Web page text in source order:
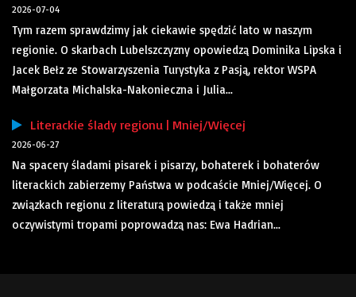
2026-07-04
Tym razem sprawdzimy jak ciekawie spędzić lato w naszym
regionie. O skarbach Lubelszczyzny opowiedzą Dominika Lipska i
Jacek Bełz ze Stowarzyszenia Turystyka z Pasją, rektor WSPA
Małgorzata Michalska-Nakonieczna i Julia...
Literackie ślady regionu | Mniej/Więcej
2026-06-27
Na spacery śladami pisarek i pisarzy, bohaterek i bohaterów
literackich zabierzemy Państwa w podcaście Mniej/Więcej. O
związkach regionu z literaturą powiedzą i także mniej
oczywistymi tropami poprowadzą nas: Ewa Hadrian...